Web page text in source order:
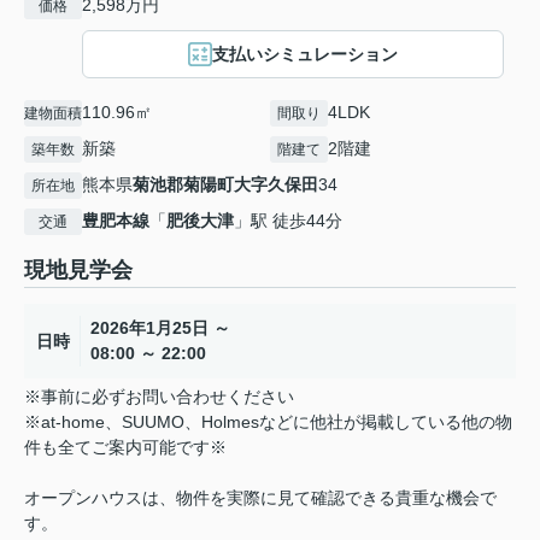
価格 2,598万円
支払いシミュレーション
建物面積110.96㎡ 間取り 4LDK
築年数 新築 階建て 2階建
所在地 熊本県菊池郡菊陽町大字久保田34
交通 豊肥本線 「肥後大津 」駅 徒歩44分
現地見学会
日時
2026年1月25日 ～
08:00 ～ 22:00
※事前に必ずお問い合わせください
※at-home、SUUMO、Holmesなどに他社が掲載している他の物
件も全てご案内可能です※
オープンハウスは、物件を実際に見て確認できる貴重な機会で
す。